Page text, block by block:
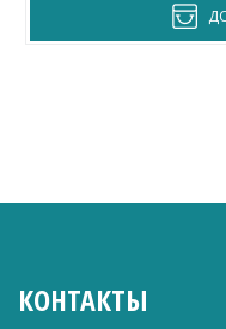
КОНТАКТЫ